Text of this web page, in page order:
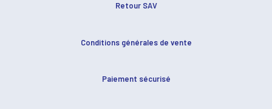
Retour SAV
Conditions générales de vente
Paiement sécurisé